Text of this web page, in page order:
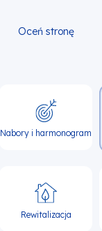
Oceń stronę
Nabory i harmonogram
Rewitalizacja